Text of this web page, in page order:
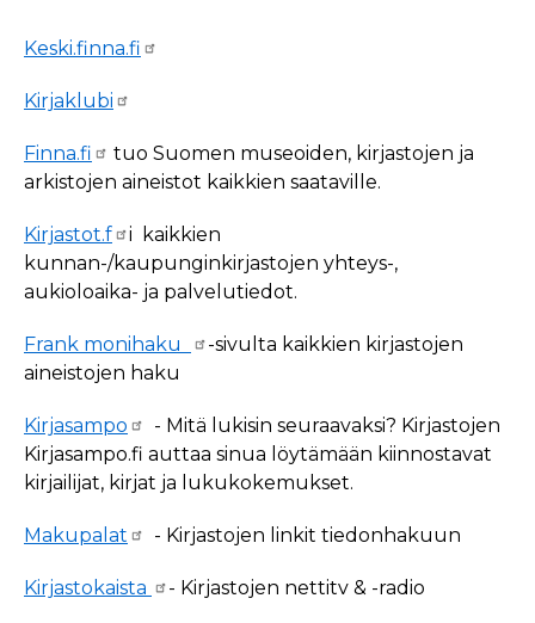
Keski.finna.fi
Kirjaklubi
Finna.fi
tuo Suomen museoiden, kirjastojen ja
arkistojen aineistot kaikkien saataville.
Kirjastot.f
i kaikkien
kunnan-/kaupunginkirjastojen yhteys-,
aukioloaika- ja palvelutiedot.
Frank monihaku
-sivulta kaikkien kirjastojen
aineistojen haku
Kirjasampo
- Mitä lukisin seuraavaksi? Kirjastojen
Kirjasampo.fi auttaa sinua löytämään kiinnostavat
kirjailijat, kirjat ja lukukokemukset.
Makupalat - Kirjastojen linkit tiedonhakuun
Kirjastokaista - Kirjastojen nettitv & -radio